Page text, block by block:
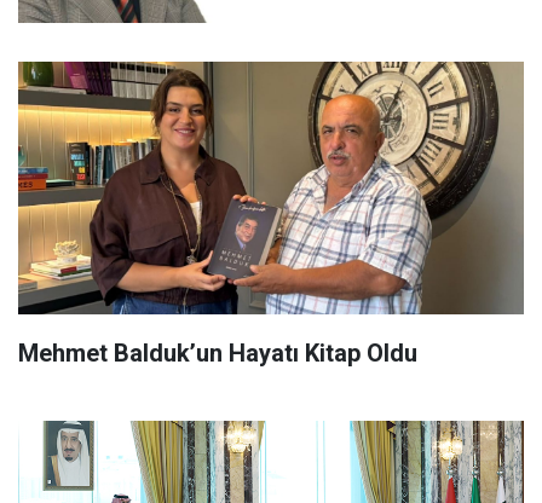
Mehmet Balduk’un Hayatı Kitap Oldu